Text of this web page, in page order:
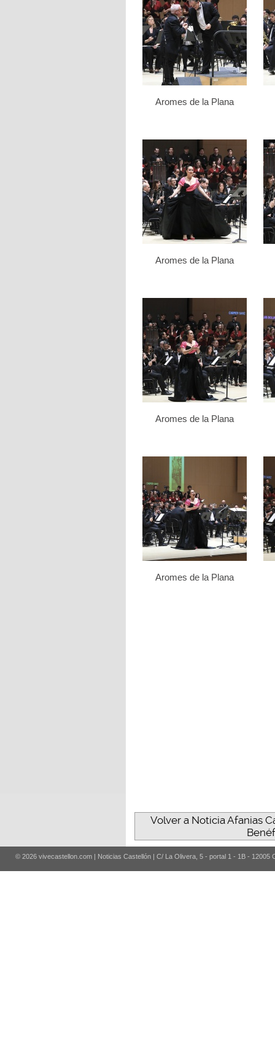
Aromes de la Plana
Aromes de la Plana
Aromes de la Plana
Aromes de la Plana
Volver a Noticia Afanias
© 2026 vivecastellon.com | Noticias Castellón | C/ La Olivera, 5 - portal 1 - 1B - 12005